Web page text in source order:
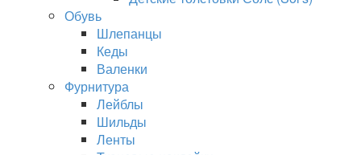
Обувь
Шлепанцы
Кеды
Валенки
Фурнитура
Лейблы
Шильды
Ленты